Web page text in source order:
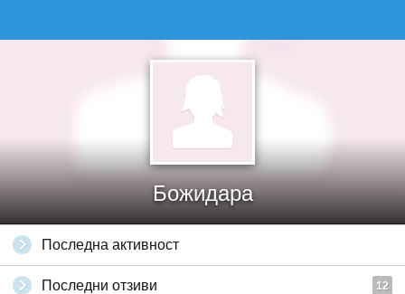
Божидара
Последна активност
Последни отзиви 12